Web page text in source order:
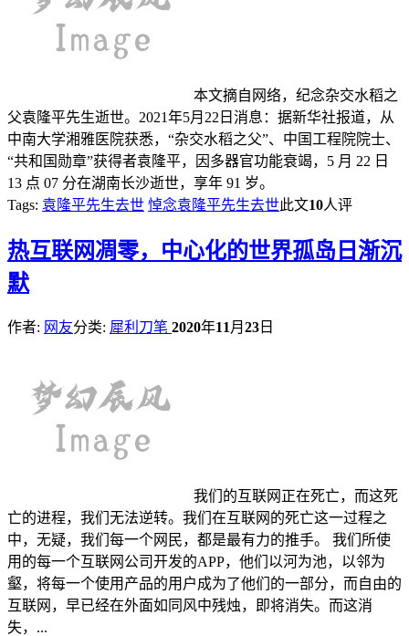
本文摘自网络，纪念杂交水稻之
父袁隆平先生逝世。2021年5月22日消息：据新华社报道，从
中南大学湘雅医院获悉，“杂交水稻之父”、中国工程院院士、
“共和国勋章”获得者袁隆平，因多器官功能衰竭，5 月 22 日
13 点 07 分在湖南长沙逝世，享年 91 岁。
Tags: 袁隆平先生去世 悼念袁隆平先生去世此文10人评
热互联网凋零，中心化的世界孤岛日渐沉
默
作者: 网友分类: 犀利刀笔 2020年11 月 23 日
我们的互联网正在死亡，而这死
亡的进程，我们无法逆转。我们在互联网的死亡这一过程之
中，无疑，我们每一个网民，都是最有力的推手。 我们所使
用的每一个互联网公司开发的APP，他们以河为池，以邻为
壑，将每一个使用产品的用户成为了他们的一部分，而自由的
互联网，早已经在外面如同风中残烛，即将消失。而这消
失，...